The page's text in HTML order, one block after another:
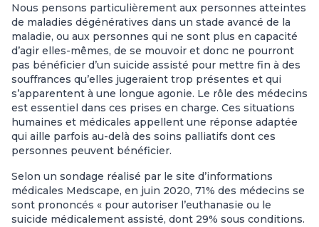
Nous pensons particulièrement aux personnes atteintes
de maladies dégénératives dans un stade avancé de la
maladie, ou aux personnes qui ne sont plus en capacité
d’agir elles-mêmes, de se mouvoir et donc ne pourront
pas bénéficier d’un suicide assisté pour mettre fin à des
souffrances qu’elles jugeraient trop présentes et qui
s’apparentent à une longue agonie. Le rôle des médecins
est essentiel dans ces prises en charge. Ces situations
humaines et médicales appellent une réponse adaptée
qui aille parfois au-delà des soins palliatifs dont ces
personnes peuvent bénéficier.
Selon un sondage réalisé par le site d’informations
médicales Medscape, en juin 2020, 71% des médecins se
sont prononcés « pour autoriser l’euthanasie ou le
suicide médicalement assisté, dont 29% sous conditions.